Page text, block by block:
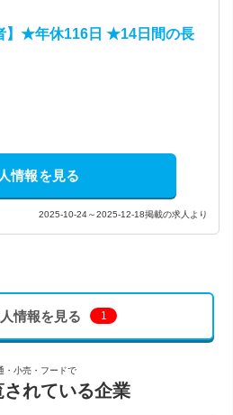
】★年休116日 ★14日間の長
情報を見る
2025-10-24～2025-12-18掲載の求人より
情報を見る 1
・小売・フードで
されている企業